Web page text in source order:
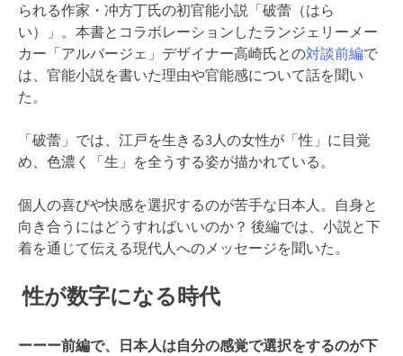
られる作家・冲方丁氏の初官能小説「破蕾（はら
い）」。本書とコラボレーションしたランジェリーメー
カー「アルバージェ」デザイナー高崎氏との対談前編で
は、官能小説を書いた理由や官能感について話を聞い
た。
「破蕾」では、江戸を生きる3人の女性が「性」に目覚
め、色濃く「生」を全うする姿が描かれている。
個人の喜びや快感を選択するのが苦手な日本人。自身と
向き合うにはどうすればいいのか？ 後編では、小説と下
着を通じて伝える現代人へのメッセージを聞いた。
性が数字になる時代
ーーー前編で、日本人は自分の感覚で選択をするのが下